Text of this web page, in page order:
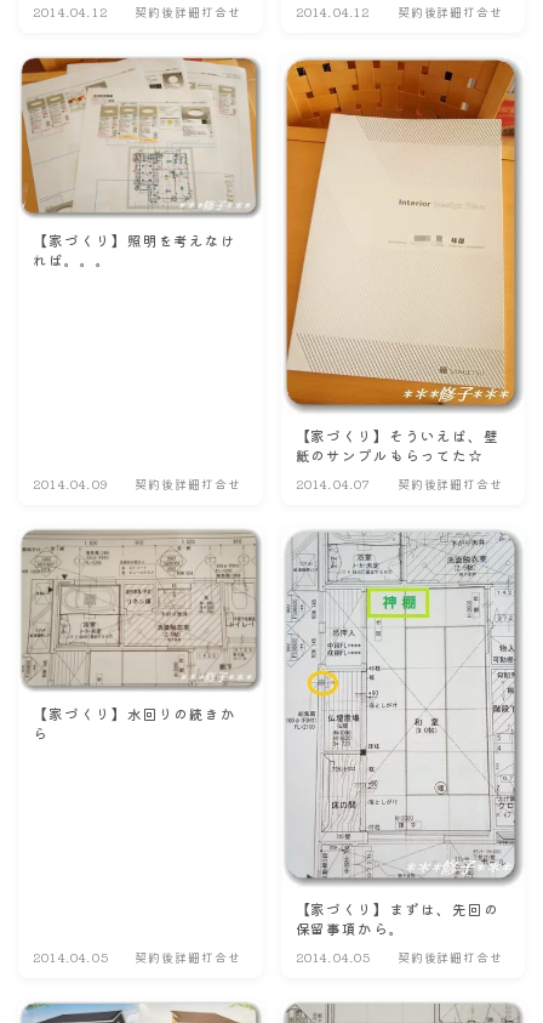
2014.04.12 契約後詳細打合せ 2014.04.12 契約後詳細打合せ
【家づくり】照明を考えなけ
れば。。。
2014.04.09 契約後詳細打合せ
【家づくり】そういえば、壁
紙のサンプルもらってた☆
2014.04.07 契約後詳細打合せ
【家づくり】水回りの続きか
ら
2014.04.05 契約後詳細打合せ
【家づくり】まずは、先回の
保留事項から。
2014.04.05 契約後詳細打合せ